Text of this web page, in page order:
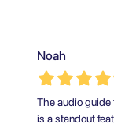
Noah
The audio guide
is a standout